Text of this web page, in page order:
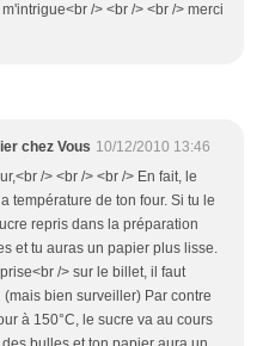
/> <br /> <br /> merci
chez Vous 10/12/2010 13:46
/> <br /> <br /> En fait, le
température de ton four. Si tu le
repris dans la préparation
et tu auras un papier plus lisse.
/> sur le billet, il faut
(mais bien surveiller) Par contre
à 150°C, le sucre va au cours